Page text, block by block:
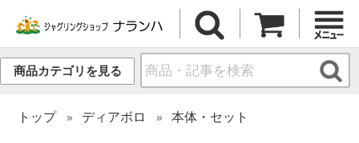
商品カテゴリを見る
トップ ディアボロ 本体・セット